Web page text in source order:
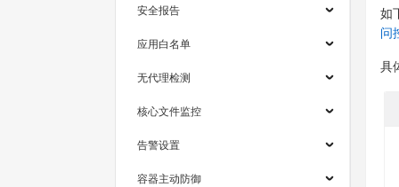
安全报告
应用白名单
无代理检测
核心文件监控
告警设置
容器主动防御
如
问
具